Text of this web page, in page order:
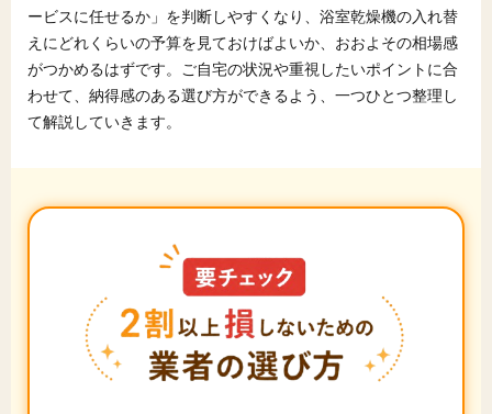
ービスに任せるか」を判断しやすくなり、浴室乾燥機の入れ替
えにどれくらいの予算を見ておけばよいか、おおよその相場感
がつかめるはずです。ご自宅の状況や重視したいポイントに合
わせて、納得感のある選び方ができるよう、一つひとつ整理し
て解説していきます。